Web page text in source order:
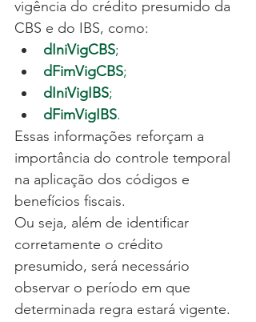
vigência do crédito presumido da
CBS e do IBS, como:
dIniVigCBS;
dFimVigCBS;
dIniVigIBS;
dFimVigIBS.
Essas informações reforçam a
importância do controle temporal
na aplicação dos códigos e
benefícios fiscais.
Ou seja, além de identificar
corretamente o crédito
presumido, será necessário
observar o período em que
determinada regra estará vigente.